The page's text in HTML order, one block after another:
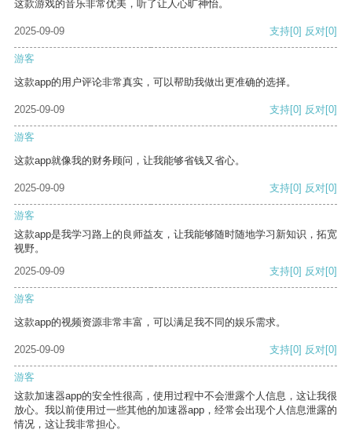
这款游戏的音乐非常优美，听了让人心旷神怡。
2025-09-09 支持[0] 反对[0]
游客
这款app的用户评论非常真实，可以帮助我做出更准确的选择。
2025-09-09 支持[0] 反对[0]
游客
这款app就像我的财务顾问，让我能够省钱又省心。
2025-09-09 支持[0] 反对[0]
游客
这款app是我学习路上的良师益友，让我能够随时随地学习新知识，拓宽
视野。
2025-09-09
支持[0] 反对[0]
游客
这款app的视频资源非常丰富，可以满足我不同的娱乐需求。
2025-09-09 支持[0] 反对[0]
游客
这款加速器app的安全性很高，使用过程中不会泄露个人信息，这让我很
放心。我以前使用过一些其他的加速器app，经常会出现个人信息泄露的
情况，这让我非常担心。